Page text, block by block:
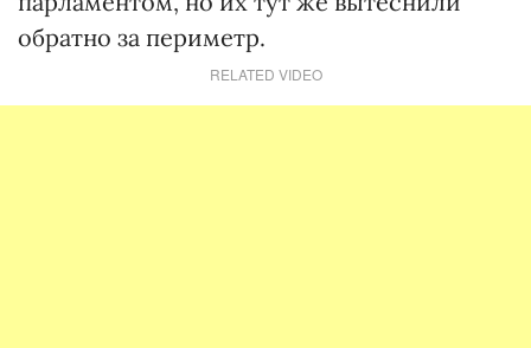
обратно за периметр.
RELATED VIDEO